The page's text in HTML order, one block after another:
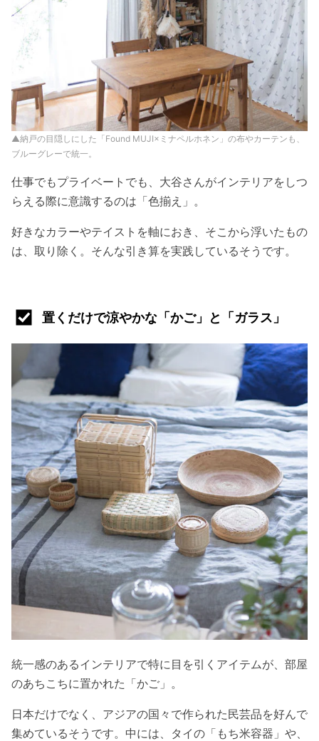
▲納戸の目隠しにした「Found MUJI×ミナペルホネン」の布やカーテンも、
ブルーグレーで統一。
仕事でもプライベートでも、大谷さんがインテリアをしつ
らえる際に意識するのは「色揃え」。
好きなカラーやテイストを軸におき、そこから浮いたもの
は、取り除く。そんな引き算を実践しているそうです。
置くだけで涼やかな「かご」と「ガラス」
統一感のあるインテリアで特に目を引くアイテムが、部屋
のあちこちに置かれた「かご」。
日本だけでなく、アジアの国々で作られた民芸品を好んで
集めているそうです。中には、タイの「もち米容器」や、